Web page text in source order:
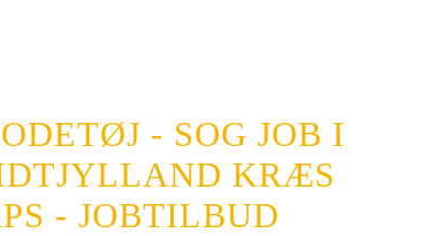
- SOG JOB I
KRÆS
- JOBTILBUD